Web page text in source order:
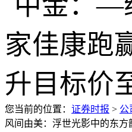
您当前的位置： 证券时报 > 公
风间由美：浮世光影中的东方